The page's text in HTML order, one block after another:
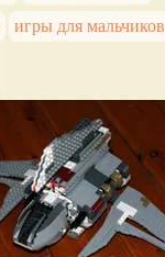
игры для мальчиков